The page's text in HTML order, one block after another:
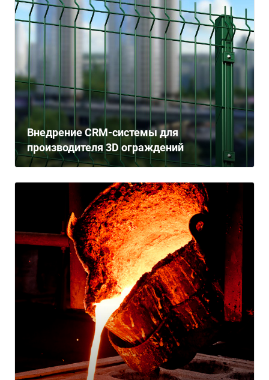
Внедрение CRM-системы для
производителя 3D ограждений